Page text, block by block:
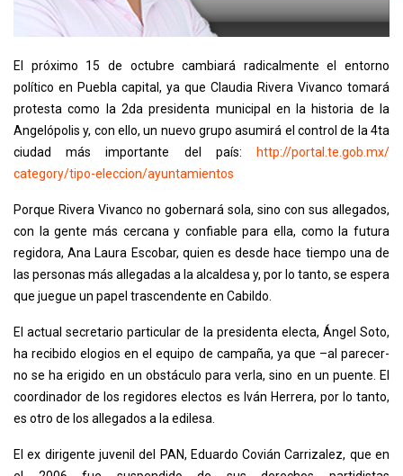
El próximo 15 de octubre cambiará radicalmente el entorno
político en Puebla capital, ya que Claudia Rivera Vivanco tomará
protesta como la 2da presidenta municipal en la historia de la
Angelópolis y, con ello, un nuevo grupo asumirá el control de la 4ta
ciudad más importante del país:
http://portal.te.gob.mx/
category/tipo-eleccion/ayuntamientos
Porque Rivera Vivanco no gobernará sola, sino con sus allegados,
con la gente más cercana y confiable para ella, como la futura
regidora, Ana Laura Escobar, quien es desde hace tiempo una de
las personas más allegadas a la alcaldesa y, por lo tanto, se espera
que juegue un papel trascendente en Cabildo.
El actual secretario particular de la presidenta electa, Ángel Soto,
ha recibido elogios en el equipo de campaña, ya que –al parecer-
no se ha erigido en un obstáculo para verla, sino en un puente. El
coordinador de los regidores electos es Iván Herrera, por lo tanto,
es otro de los allegados a la edilesa.
El ex dirigente juvenil del PAN, Eduardo Covián Carrizalez, que en